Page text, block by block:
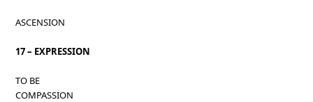
ASCENSION
17 – EXPRESSION
TO BE
COMPASSION